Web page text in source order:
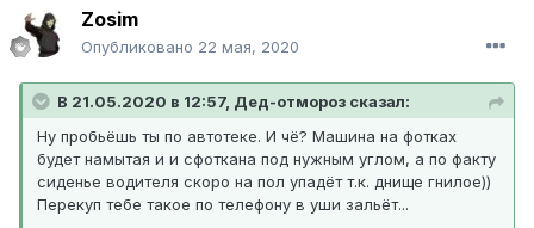
Zosim
Опубликовано 22 мая, 2020
В 21.05.2020 в 12:57, Дед-отмороз сказал:
Ну пробьёшь ты по автотеке. И чё? Машина на фотках
будет намытая и и сфоткана под нужным углом, а по факту
сиденье водителя скоро на пол упадёт т.к. днище гнилое))
Перекуп тебе такое по телефону в уши зальёт...